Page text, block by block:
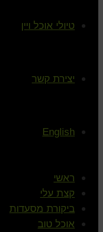
טיולי אוכל ויין
יצירת קשר
English
ראשי
קצת עלי
ביקורת מסעדות
אוכל טוב